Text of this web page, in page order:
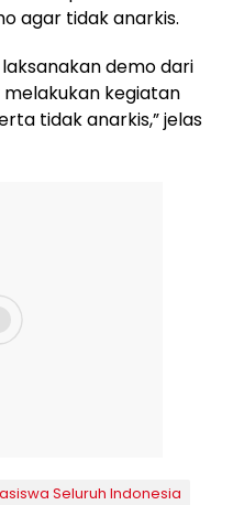
agar tidak anarkis.
demo dari
kegiatan
tidak anarkis,” jelas
Seluruh Indonesia